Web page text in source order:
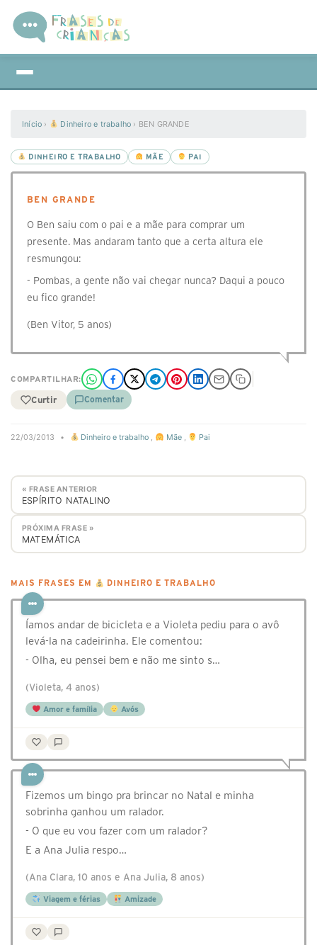
Início › Dinheiro e trabalho › BEN GRANDE
DINHEIRO E TRABALHO MÃE PAI
BEN GRANDE
O Ben saiu com o pai e a mãe para comprar um
presente. Mas andaram tanto que a certa altura ele
resmungou:
- Pombas, a gente não vai chegar nunca? Daqui a pouco
eu fico grande!
(Ben Vitor, 5 anos)
COMPARTILHAR:
Curtir Comentar
22/03/2013 • Dinheiro e trabalho , Mãe, Pai
« FRASE ANTERIOR
ESPÍRITO NATALINO
PRÓXIMA FRASE »
MATEMÁTICA
MAIS FRASES EM DINHEIRO E TRABALHO
⁣Íamos andar de bicicleta e a Violeta pediu para o avô
levá-la na cadeirinha. Ele comentou:
- Olha, eu pensei bem e não me sinto s…
(Violeta, 4 anos)
Amor e família Avós
Fizemos um bingo pra brincar no Natal e minha
sobrinha ganhou um ralador.
- O que eu vou fazer com um ralador?
E a Ana Julia respo…
(Ana Clara, 10 anos e Ana Julia, 8 anos)
Viagem e férias Amizade